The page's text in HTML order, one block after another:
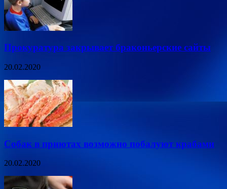
Прокуратура закрывает браконьерские сайты
20.02.2020
Собак в приютах возможно побалуют крабами
20.02.2020